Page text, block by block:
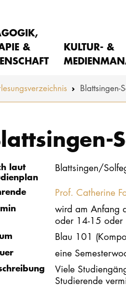
&
KULTUR- &
Blattsingen-
laut
Blattsingen/
Prof. Catherine
wird am Anfang
oder 14-15
Blau 101
eine
Viele
Studierende